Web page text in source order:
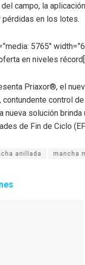
campo, la
pérdidas en los lotes.
5765″
en niveles
Priaxor®, el
control
nueva solución
de Fin de Ciclo
anillada mancha